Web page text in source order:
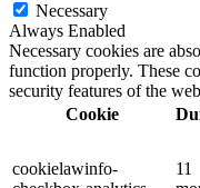
Necessary
Always Enabled
Necessary cookies are
function properly. These
security features of the
Cookie
cookielawinfo-
11